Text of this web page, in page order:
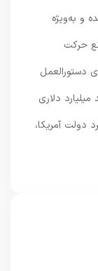
دلاری